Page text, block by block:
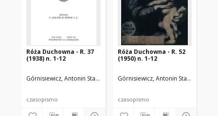
Róża Duchowna - R. 37
(1938) n. 1-12
Górnisiewicz, Antonin Stanisław (1871-1948). Red.
czasopismo
Róża Duchowna - R. 52
(1950) n. 1-12
Górnisiewicz, Antonin Stanisław
czasopismo